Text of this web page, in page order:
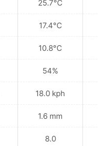
25.7°C
17.4°C
10.8°C
54%
18.0 kph
1.6 mm
8.0